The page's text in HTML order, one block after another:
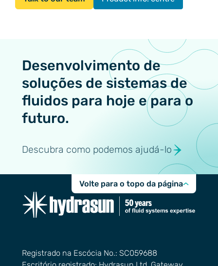
Desenvolvimento de
soluções de sistemas de
fluidos para hoje e para o
futuro.
Descubra como podemos ajudá-lo
Volte para o topo da página
Registrado na Escócia No.: SC059688